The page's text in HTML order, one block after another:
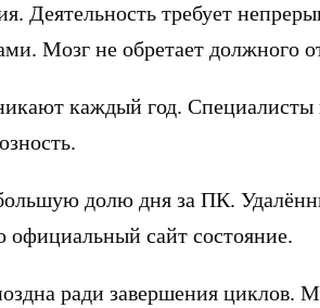
Деятельность требует
Мозг не обретает должного
каждый год. Специалисты
долю дня за ПК.
официальный сайт состояние.
ради завершения циклов.